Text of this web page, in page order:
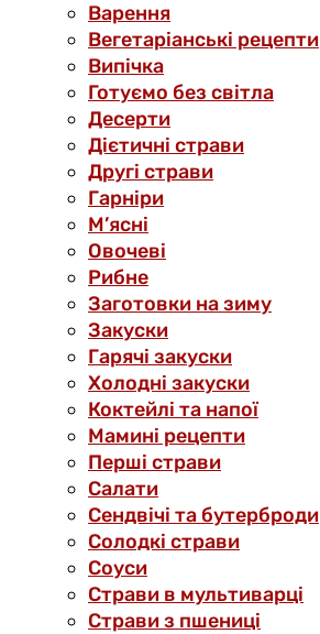
Варення
Вегетаріанські рецепти
Випічка
Готуємо без світла
Десерти
Дієтичні страви
Другі страви
Гарніри
М’ясні
Овочеві
Рибне
Заготовки на зиму
Закуски
Гарячі закуски
Холодні закуски
Коктейлі та напої
Мамині рецепти
Перші страви
Салати
Сендвічі та бутерброди
Солодкі страви
Соуси
Страви в мультиварці
Страви з пшениці